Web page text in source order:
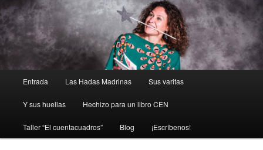
Skip
to
primary
Entrada Las Hadas Madrinas Sus varitas
Y sus huellas Hechizo para un libro CEN
Taller “El cuentacuadros” Blog ¡Escríbenos!